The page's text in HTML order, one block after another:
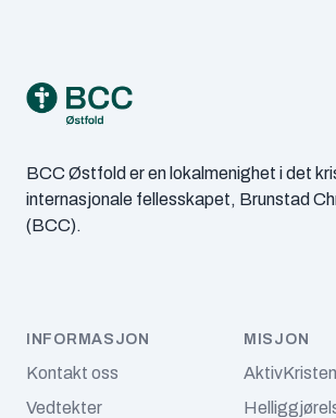
BCC Østfold er en lokalmenighet i det
internasjonale fellesskapet, Brunstad
(BCC).
INFORMASJON
Kontakt oss
Vedtekter
MISJON